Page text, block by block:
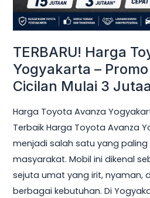
TERBARU! Harga
Yogyakarta –
Cicilan Mulai 3
Harga Toyota Avanza
Terbaik Harga Toyota Avanza
menjadi salah satu yang paling
masyarakat. Mobil ini dikenal
sejuta umat yang irit, nyaman,
berbagai kebutuhan. Di
Ringan
&
Mulai
3
Jutaan